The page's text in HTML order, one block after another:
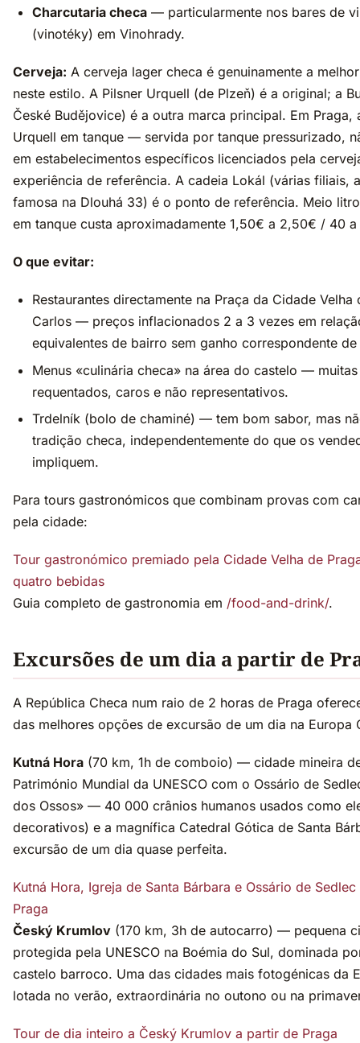
Charcutaria checa — particularmente nos bares de
(vinotéky) em Vinohrady.
Cerveja: A cerveja lager checa é genuinamente a
neste estilo. A Pilsner Urquell (de Plzeň) é a original; a
České Budějovice) é a outra marca principal. Em Praga,
Urquell em tanque — servida por tanque pressurizado,
em estabelecimentos específicos licenciados pela
experiência de referência. A cadeia Lokál (várias filiais,
famosa na Dlouhá 33) é o ponto de referência. Meio
em tanque custa aproximadamente 1,50€ a 2,50€ / 40
O que evitar:
Restaurantes directamente na Praça da Cidade Velha
Carlos — preços inflacionados 2 a 3 vezes em
equivalentes de bairro sem ganho correspondente
Menus «culinária checa» na área do castelo —
requentados, caros e não representativos.
Trdelník (bolo de chaminé) — tem bom sabor, mas
tradição checa, independentemente do que os
impliquem.
Para tours gastronómicos que combinam provas com
pela cidade:
Tour gastronómico premiado pela Cidade Velha de
quatro bebidas
Guia completo de gastronomia em /food-and-drink/.
Excursões de um dia a partir de
A República Checa num raio de 2 horas de Praga
das melhores opções de excursão de um dia na Europa
Kutná Hora (70 km, 1h de comboio) — cidade mineira
Património Mundial da UNESCO com o Ossário de
dos Ossos» — 40 000 crânios humanos usados como
decorativos) e a magnífica Catedral Gótica de Santa
excursão de um dia quase perfeita.
Kutná Hora, Igreja de Santa Bárbara e Ossário de
Praga
Český Krumlov (170 km, 3h de autocarro) — pequena
protegida pela UNESCO na Boémia do Sul, dominada
castelo barroco. Uma das cidades mais fotogénicas da
lotada no verão, extraordinária no outono ou na
Tour de dia inteiro a Český Krumlov a partir de Praga